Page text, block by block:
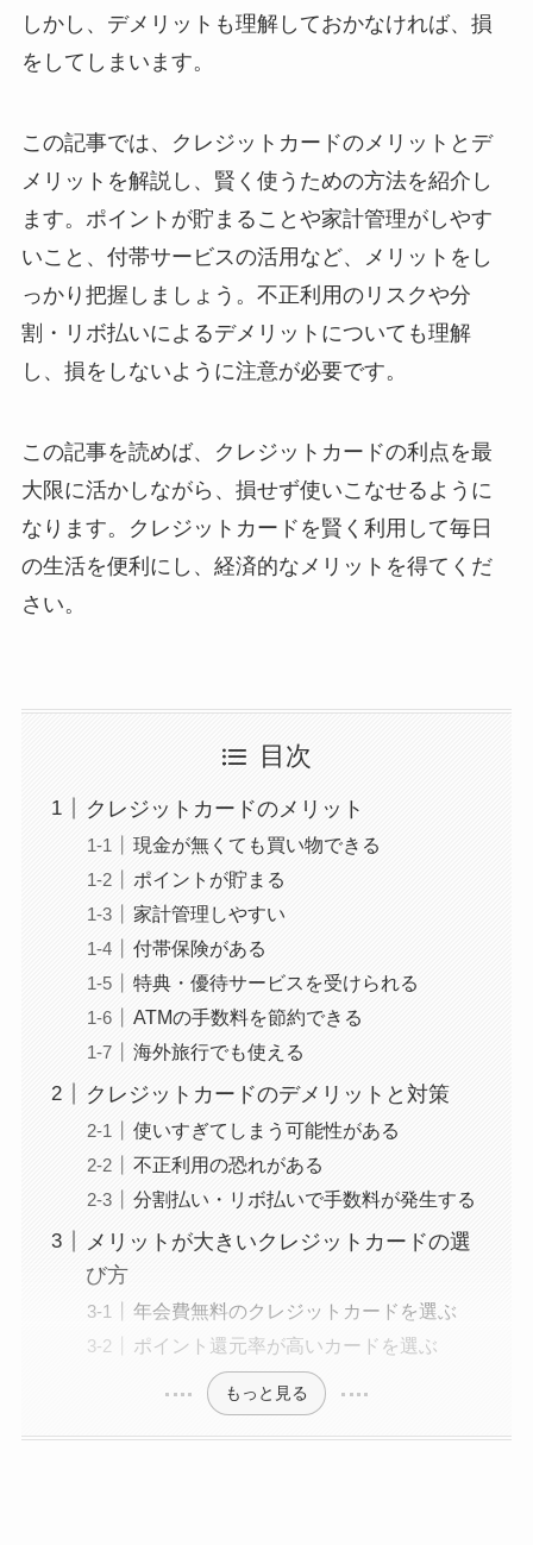
しかし、デメリットも理解しておかなければ、損
をしてしまいます。
この記事では、クレジットカードのメリットとデ
メリットを解説し、賢く使うための方法を紹介し
ます。ポイントが貯まることや家計管理がしやす
いこと、付帯サービスの活用など、メリットをし
っかり把握しましょう。不正利用のリスクや分
割・リボ払いによるデメリットについても理解
し、損をしないように注意が必要です。
この記事を読めば、クレジットカードの利点を最
大限に活かしながら、損せず使いこなせるように
なります。クレジットカードを賢く利用して毎日
の生活を便利にし、経済的なメリットを得てくだ
さい。
目次
クレジットカードのメリット
現金が無くても買い物できる
ポイントが貯まる
家計管理しやすい
付帯保険がある
特典・優待サービスを受けられる
ATMの手数料を節約できる
海外旅行でも使える
クレジットカードのデメリットと対策
使いすぎてしまう可能性がある
不正利用の恐れがある
分割払い・リボ払いで手数料が発生する
メリットが大きいクレジットカードの選
び方
年会費無料のクレジットカードを選ぶ
ポイント還元率が高いカードを選ぶ
もっと見る